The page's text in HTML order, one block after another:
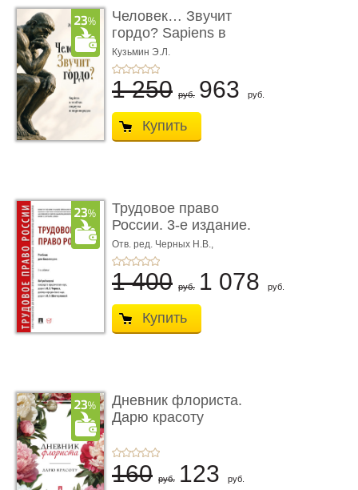
Человек… Звучит
гордо? Sapiens в
тенётах социума � ...
Кузьмин Э.Л.
1 250 руб. 963 руб.
Купить
Трудовое право
России. 3-е издание.
Учебник для ...
Отв. ред. Черных Н.В.,
Шестерякова И.В.
1 400 руб. 1 078 руб.
Купить
Дневник флориста.
Дарю красоту
160 руб. 123 руб.